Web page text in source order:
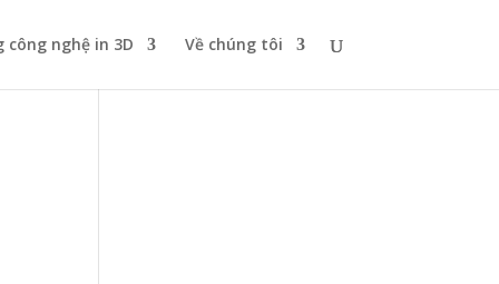
công nghệ in 3D Về chúng tôi